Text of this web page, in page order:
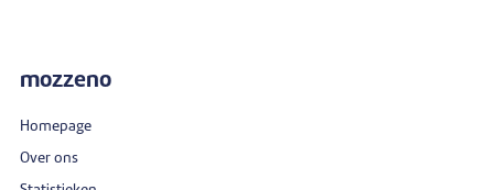
mozzeno
Homepage
Over ons